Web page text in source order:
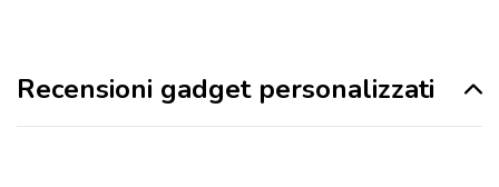
Recensioni gadget personalizzati